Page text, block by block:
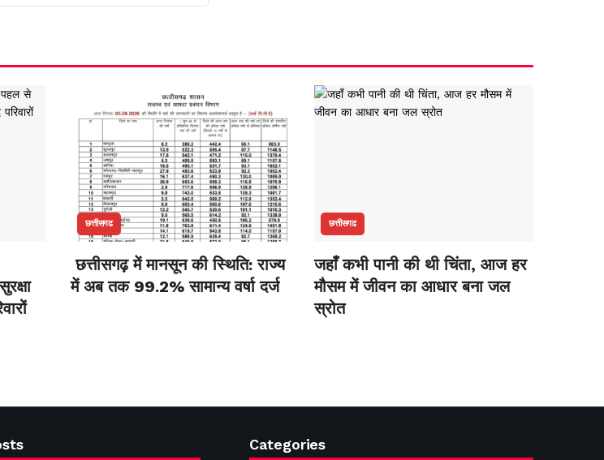
छत्तीसगढ
छत्तीसगढ़ में मानसून की स्थिति: राज्य
में अब तक 99.2% सामान्य वर्षा दर्ज
छत्तीसगढ
जहाँ कभी पानी की थी चिंता, आज हर
मौसम में जीवन का आधार बना जल
स्रोत
Categories